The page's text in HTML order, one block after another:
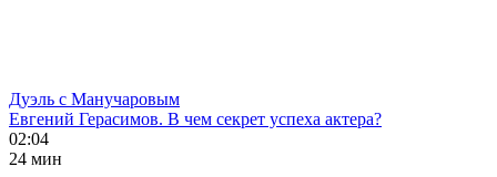
Дуэль с Манучаровым
Евгений Герасимов. В чем секрет успеха актера?
02:04
24 мин